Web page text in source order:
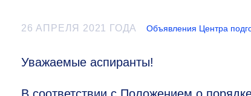
26 АПРЕЛЯ 2021 ГОДА Объявления Центра
Уважаемые аспиранты!